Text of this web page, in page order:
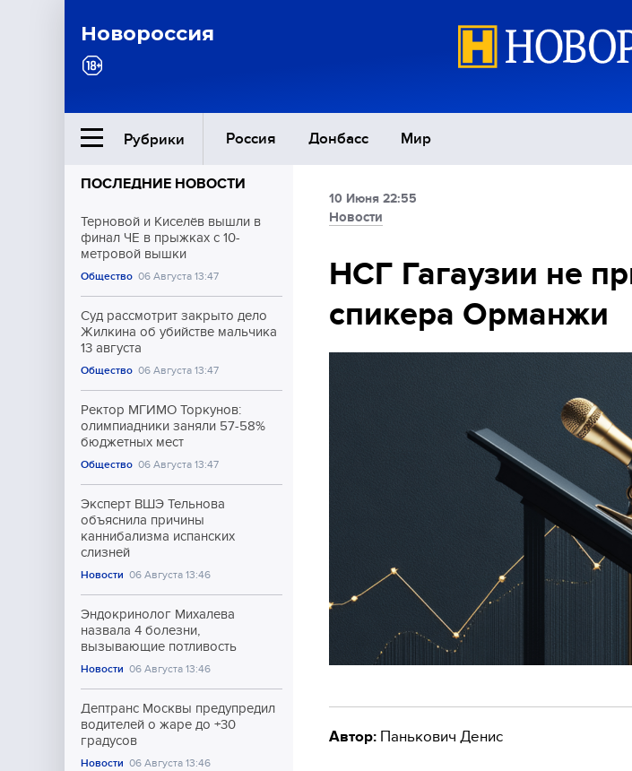
Новороссия
Рубрики Россия Донбасс Мир
Ближний Восток
Общество
Экономика
Культура
Спорт
ПОСЛЕДНИЕ НОВОСТИ
Терновой и Киселёв вышли в
финал ЧЕ в прыжках с 10-
метровой вышки
Общество 06 Августа 13:47
Суд рассмотрит закрыто дело
Жилкина об убийстве мальчика
13 августа
Общество 06 Августа 13:47
Ректор МГИМО Торкунов:
олимпиадники заняли 57-58%
бюджетных мест
Общество 06 Августа 13:47
Эксперт ВШЭ Тельнова
объяснила причины
каннибализма испанских
слизней
Новости 06 Августа 13:46
Эндокринолог Михалева
назвала 4 болезни,
вызывающие потливость
Новости 06 Августа 13:46
Дептранс Москвы предупредил
водителей о жаре до +30
градусов
Новости 06 Августа 13:46
10 Июня 22:55
Новости
НСГ Гагаузии не
спикера Орманжи
Автор: Панькович Денис